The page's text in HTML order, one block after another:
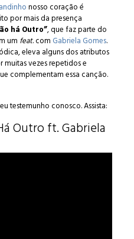
nosso coração é
por mais da presença
há Outro”, que faz parte do
um feat. com Gabriela Gomes.
eleva alguns dos atributos
muitas vezes repetidos e
complementam essa canção.
testemunho conosco. Assista:
Outro ft. Gabriela